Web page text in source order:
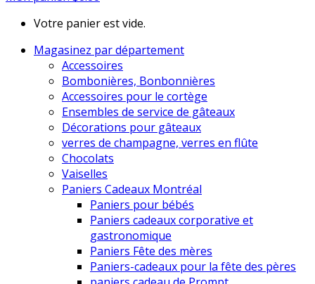
Votre panier est vide.
Magasinez par département
Accessoires
Bombonières, Bonbonnières
Accessoires pour le cortège
Ensembles de service de gâteaux
Décorations pour gâteaux
verres de champagne, verres en flûte
Chocolats
Vaiselles
Paniers Cadeaux Montréal
Paniers pour bébés
Paniers cadeaux corporative et
gastronomique
Paniers Fête des mères
Paniers-cadeaux pour la fête des pères